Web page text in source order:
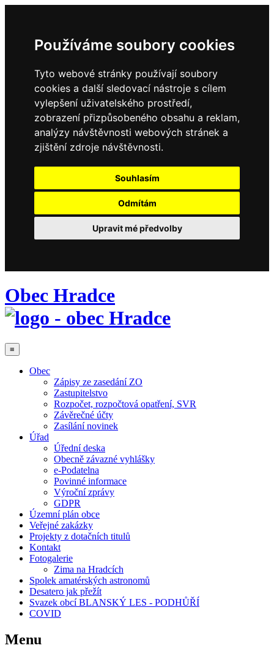
Používáme soubory cookies
Tyto webové stránky používají soubory
cookies a další sledovací nástroje s cílem
vylepšení uživatelského prostředí,
zobrazení přizpůsobeného obsahu a reklam,
analýzy návštěvnosti webových stránek a
zjištění zdroje návštěvnosti.
Souhlasím
Odmítám
Upravit mé předvolby
Obec Hradce
≡
Obec
Zápisy ze zasedání ZO
Zastupitelstvo
Rozpočet, rozpočtová opatření, SVR
Závěrečné účty
Zasílání novinek
Úřad
Úřední deska
Obecně závazné vyhlášky
e-Podatelna
Povinné informace
Výroční zprávy
GDPR
Územní plán obce
Veřejné zakázky
Projekty z dotačních titulů
Kontakt
Fotogalerie
Zima na Hradcích
Spolek amatérských astronomů
Desatero jak přežít
Svazek obcí BLANSKÝ LES - PODHŮŘÍ
COVID
Menu